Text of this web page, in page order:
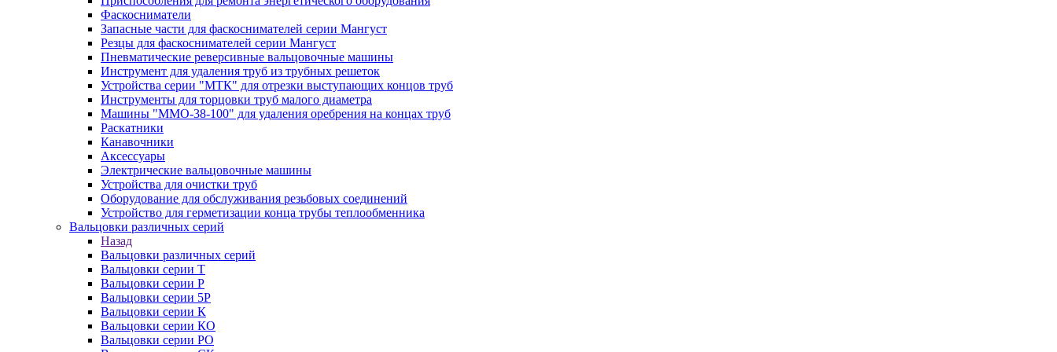
Фаскосниматели
Запасные части для фаскоснимателей серии Мангуст
Резцы для фаскоснимателей серии Мангуст
Пневматические реверсивные вальцовочные машины
Инструмент для удаления труб из трубных решеток
Устройства серии "МТК" для отрезки выступающих концов труб
Инструменты для торцовки труб малого диаметра
Машины "ММО-38-100" для удаления оребрения на концах труб
Раскатники
Канавочники
Аксессуары
Электрические вальцовочные машины
Устройства для очистки труб
Оборудование для обслуживания резьбовых соединений
Устройство для герметизации конца трубы теплообменника
Вальцовки различных серий
Назад
Вальцовки различных серий
Вальцовки серии Т
Вальцовки серии Р
Вальцовки серии 5Р
Вальцовки серии К
Вальцовки серии КО
Вальцовки серии РО